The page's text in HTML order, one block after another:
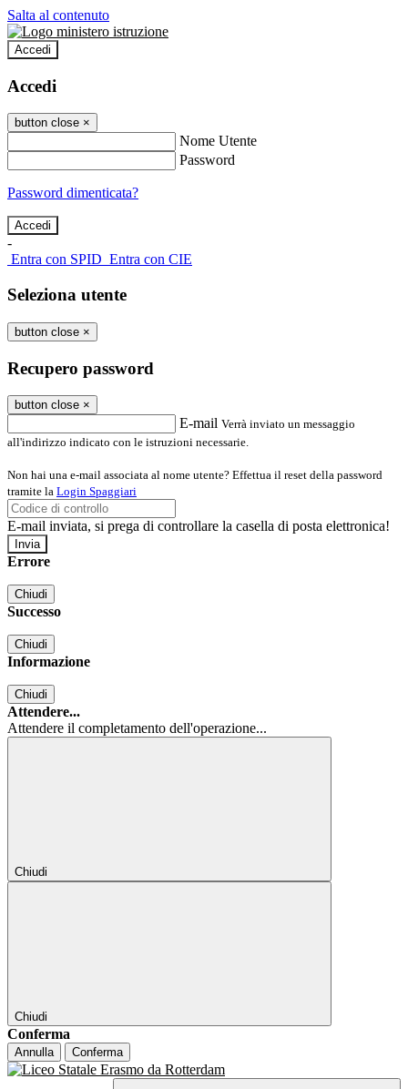
Salta al contenuto
Accedi
Accedi
button close ×
Nome Utente
Password
Password dimenticata?
-
Entra con SPID Entra con CIE
Seleziona utente
button close ×
Recupero password
button close ×
E-mail Verrà inviato un messaggio
all'indirizzo indicato con le istruzioni necessarie.
Non hai una e-mail associata al nome utente? Effettua il reset della password
tramite la Login Spaggiari
E-mail inviata, si prega di controllare la casella di posta elettronica!
Errore
Chiudi
Successo
Chiudi
Informazione
Chiudi
Attendere...
Attendere il completamento dell'operazione...
Chiudi
Chiudi
Conferma
Annulla Conferma